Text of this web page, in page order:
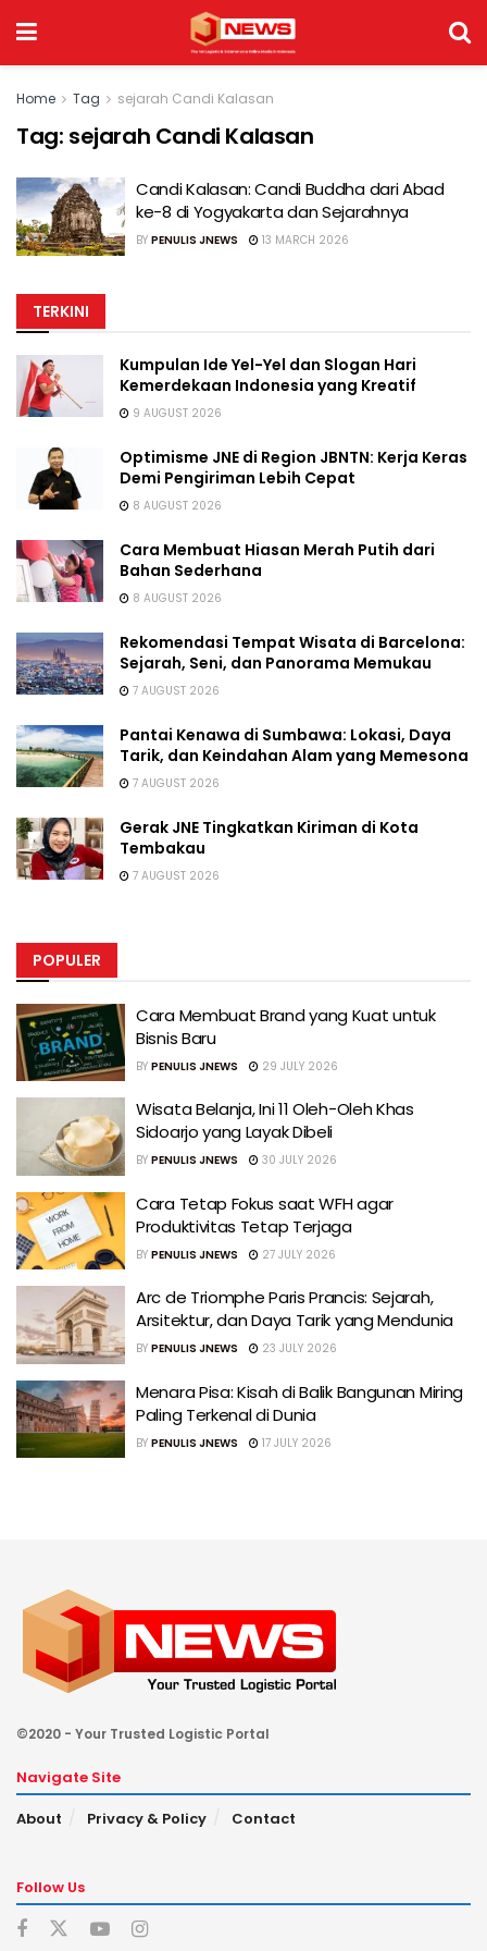
Home Tag sejarah Candi Kalasan
Tag: sejarah Candi Kalasan
Candi Kalasan: Candi Buddha dari Abad
ke-8 di Yogyakarta dan Sejarahnya
BY PENULIS JNEWS 13 MARCH 2026
TERKINI
Kumpulan Ide Yel-Yel dan Slogan Hari
Kemerdekaan Indonesia yang Kreatif
9 AUGUST 2026
Optimisme JNE di Region JBNTN: Kerja Keras
Demi Pengiriman Lebih Cepat
8 AUGUST 2026
Cara Membuat Hiasan Merah Putih dari
Bahan Sederhana
8 AUGUST 2026
Rekomendasi Tempat Wisata di Barcelona:
Sejarah, Seni, dan Panorama Memukau
7 AUGUST 2026
Pantai Kenawa di Sumbawa: Lokasi, Daya
Tarik, dan Keindahan Alam yang Memesona
7 AUGUST 2026
Gerak JNE Tingkatkan Kiriman di Kota
Tembakau
7 AUGUST 2026
POPULER
Cara Membuat Brand yang Kuat untuk
Bisnis Baru
BY PENULIS JNEWS 29 JULY 2026
Wisata Belanja, Ini 11 Oleh-Oleh Khas
Sidoarjo yang Layak Dibeli
BY PENULIS JNEWS 30 JULY 2026
Cara Tetap Fokus saat WFH agar
Produktivitas Tetap Terjaga
BY PENULIS JNEWS 27 JULY 2026
Arc de Triomphe Paris Prancis: Sejarah,
Arsitektur, dan Daya Tarik yang Mendunia
BY PENULIS JNEWS 23 JULY 2026
Menara Pisa: Kisah di Balik Bangunan Miring
Paling Terkenal di Dunia
BY PENULIS JNEWS 17 JULY 2026
©2020 - Your Trusted Logistic Portal
Navigate Site
About
Privacy & Policy Contact
Follow Us